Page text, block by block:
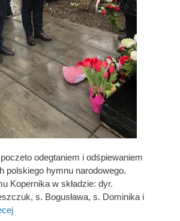
odegtaniem i odśpiewaniem
polskiego hymnu narodowego.
Kopernika w składzie: dyr.
s. Bogusława, s. Dominika i